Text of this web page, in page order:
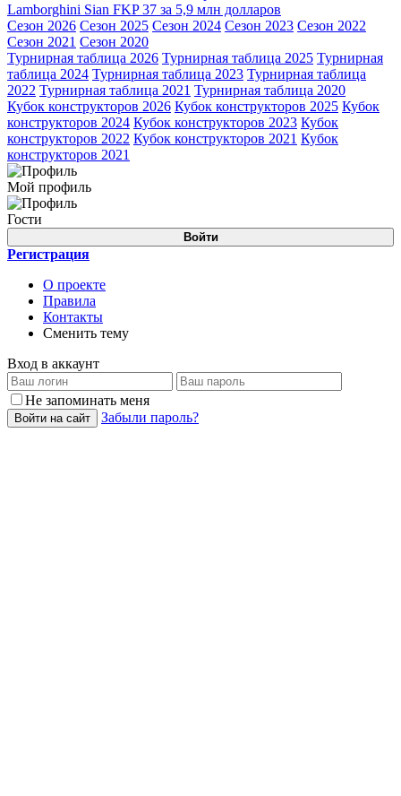
Lamborghini Sian FKP 37 за 5,9 млн долларов
Сезон 2026 Сезон 2025 Сезон 2024 Сезон 2023 Сезон 2022
Сезон 2021 Сезон 2020
Турнирная таблица 2026 Турнирная таблица 2025 Турнирная
таблица 2024 Турнирная таблица 2023 Турнирная таблица
2022 Турнирная таблица 2021 Турнирная таблица 2020
Кубок конструкторов 2026 Кубок конструкторов 2025 Кубок
конструкторов 2024 Кубок конструкторов 2023 Кубок
конструкторов 2022 Кубок конструкторов 2021 Кубок
конструкторов 2021
Мой профиль
Гости
Войти
Регистрация
О проекте
Правила
Контакты
Сменить тему
Вход в аккаунт
Не запоминать меня
Войти на сайт Забыли пароль?